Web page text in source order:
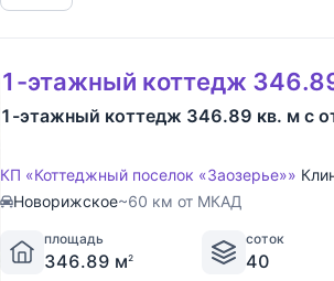
1-этажный коттедж
1-этажный коттедж 346.89 кв. м с
КП «Коттеджный поселок «Заозерье»»
Новорижское~60 км от МКАД
площадь
346.89 м2
соток
40